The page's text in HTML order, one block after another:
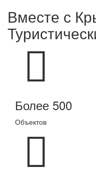
Вместе с
Более 500
Объектов